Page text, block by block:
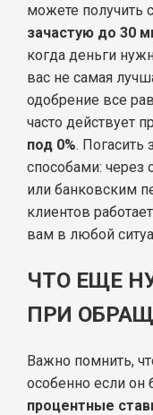
можете получить
зачастую до 30
когда деньги
вас не самая
одобрение все
часто действует
под 0%.
способами: через
или банковским
клиентов работает
вам в любой
ЧТО ЕЩЕ
ПРИ
Важно помнить,
особенно если
процентные